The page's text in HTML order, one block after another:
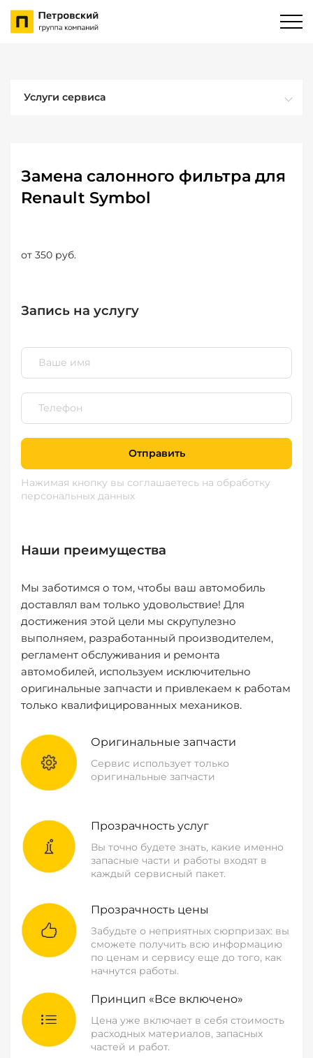
Услуги сервиса
Замена салонного фильтра для
Renault Symbol
от 350 руб.
Запись на услугу
Отправить
Нажимая кнопку вы соглашаетесь на обработку
персональных данных
Наши преимущества
Мы заботимся о том, чтобы ваш автомобиль
доставлял вам только удовольствие! Для
достижения этой цели мы скрупулезно
выполняем, разработанный производителем,
регламент обслуживания и ремонта
автомобилей, используем исключительно
оригинальные запчасти и привлекаем к работам
только квалифицированных механиков.
Оригинальные запчасти
Сервис использует только
оригинальные запчасти
Прозрачность услуг
Вы точно будете знать, какие именно
запасные части и работы входят в
каждый сервисный пакет.
Прозрачность цены
Забудьте о неприятных сюрпризах: вы
сможете получить всю информацию
по ценам и сервису еще до того, как
начнутся работы.
Принцип «Все включено»
Цена уже включает в себя стоимость
расходных материалов, запасных
частей и работ.